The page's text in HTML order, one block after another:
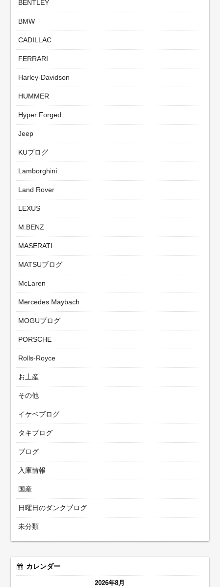
BENTLEY
BMW
CADILLAC
FERRARI
Harley-Davidson
HUMMER
Hyper Forged
Jeep
KUブログ
Lamborghini
Land Rover
LEXUS
M.BENZ
MASERATI
MATSUブログ
McLaren
Mercedes Maybach
MOGUブログ
PORSCHE
Rolls-Royce
お土産
その他
イケベブログ
タキブログ
ブログ
入庫情報
国産
日曜日のダンクブログ
未分類
カレンダー
2026年8月